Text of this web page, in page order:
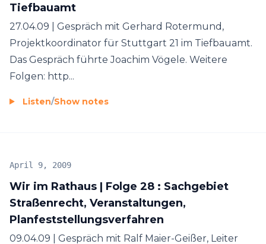
Tiefbauamt
27.04.09 | Gespräch mit Gerhard Rotermund,
Projektkoordinator für Stuttgart 21 im Tiefbauamt.
Das Gespräch führte Joachim Vögele. Weitere
Folgen: http...
Listen/Show notes
Wir im Rathaus | Folge 28 : Sachgebiet
Straßenrecht, Veranstaltungen,
Planfeststellungsverfahren
April 9, 2009
09.04.09 | Gespräch mit Ralf Maier-Geißer, Leiter